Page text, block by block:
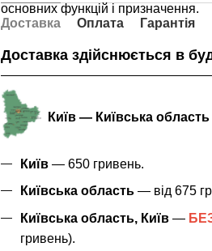
основних функцій і призначення.
Доставка
Оплата Гарантія
Доставка здійснюється в
Київ — Київська область
Київ — 650 гривень.
Київська область — від 675
Київська область, Київ —
гривень).